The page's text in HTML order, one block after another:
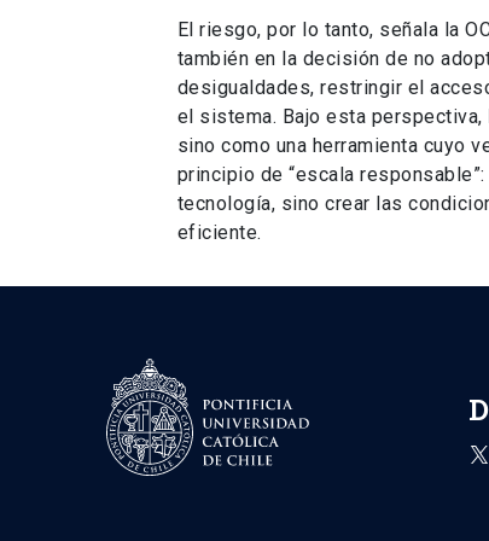
El riesgo, por lo tanto, señala la
también en la decisión de no
desigualdades, restringir el
el sistema. Bajo esta perspectiva,
sino como una herramienta cuyo
principio de “escala
tecnología, sino crear las
eficiente.